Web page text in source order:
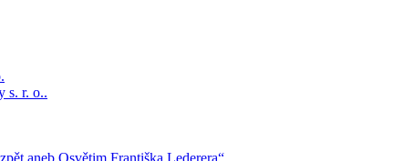
s. r. o..
aneb Osvětim Františka Lederera“